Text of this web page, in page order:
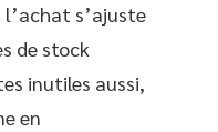
l’achat s’ajuste
de stock
inutiles aussi,
en